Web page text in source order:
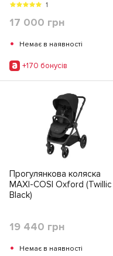
1
17 000 грн
• Немає в наявності
+170 бонусiв
Прогулянкова коляска
MAXI-COSI Oxford (Twillic
Black)
19 440 грн
• Немає в наявності